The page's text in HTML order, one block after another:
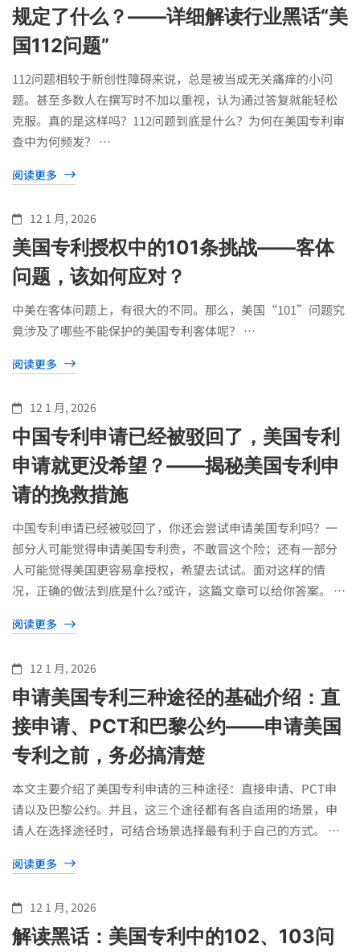
规定了什么？——详细解读行业黑话“美
国112问题”
112问题相较于新创性障碍来说，总是被当成无关痛痒的小问
题。甚至多数人在撰写时不加以重视，认为通过答复就能轻松
克服。真的是这样吗？112问题到底是什么？为何在美国专利审
查中为何频发？ …
阅读更多
12 1 月, 2026
美国专利授权中的101条挑战——客体
问题，该如何应对？
中美在客体问题上，有很大的不同。那么，美国“101”问题究
竟涉及了哪些不能保护的美国专利客体呢？ …
阅读更多
12 1 月, 2026
中国专利申请已经被驳回了，美国专利
申请就更没希望？——揭秘美国专利申
请的挽救措施
中国专利申请已经被驳回了，你还会尝试申请美国专利吗？一
部分人可能觉得申请美国专利贵，不敢冒这个险；还有一部分
人可能觉得美国更容易拿授权，希望去试试。面对这样的情
况，正确的做法到底是什么?或许，这篇文章可以给你答案。 …
阅读更多
12 1 月, 2026
申请美国专利三种途径的基础介绍：直
接申请、PCT和巴黎公约——申请美国
专利之前，务必搞清楚
本文主要介绍了美国专利申请的三种途径：直接申请、PCT申
请以及巴黎公约。并且，这三个途径都有各自适用的场景，申
请人在选择途径时，可结合场景选择最有利于自己的方式。 …
阅读更多
12 1 月, 2026
解读黑话：美国专利中的102、103问